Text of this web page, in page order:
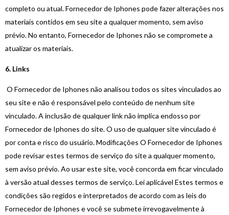
completo ou atual. Fornecedor de Iphones pode fazer alterações nos
materiais contidos em seu site a qualquer momento, sem aviso
prévio. No entanto, Fornecedor de Iphones não se compromete a
atualizar os materiais.
6. Links
O Fornecedor de Iphones não analisou todos os sites vinculados ao
seu site e não é responsável pelo conteúdo de nenhum site
vinculado. A inclusão de qualquer link não implica endosso por
Fornecedor de Iphones do site. O uso de qualquer site vinculado é
por conta e risco do usuário. Modificações O Fornecedor de Iphones
pode revisar estes termos de serviço do site a qualquer momento,
sem aviso prévio. Ao usar este site, você concorda em ficar vinculado
à versão atual desses termos de serviço. Lei aplicável Estes termos e
condições são regidos e interpretados de acordo com as leis do
Fornecedor de Iphones e você se submete irrevogavelmente à